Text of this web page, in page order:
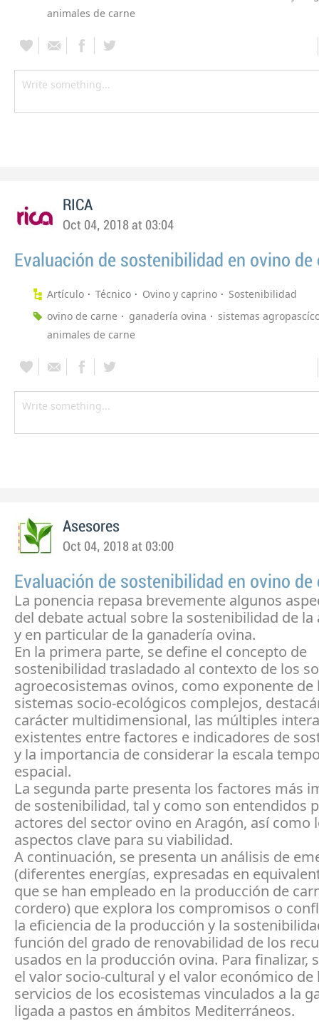
animales de carne
RICA
Oct 04, 2018 at 03:04
Evaluación de sostenibilidad en ovino de
Artículo Técnico Ovino y caprino
Sostenibilidad
ovino de carne
ganadería ovina
sistemas
animales de carne
Asesores
Oct 04, 2018 at 03:00
Evaluación de sostenibilidad en ovino de
La ponencia repasa brevemente algunos
del debate actual sobre la sostenibilidad de
y en particular de la ganadería ovina.
En la primera parte, se define el concepto de
sostenibilidad trasladado al contexto de los
agroecosistemas ovinos, como exponente de
sistemas socio-ecológicos complejos,
carácter multidimensional, las múltiples
existentes entre factores e indicadores de
y la importancia de considerar la escala
espacial.
La segunda parte presenta los factores más
de sostenibilidad, tal y como son entendidos
actores del sector ovino en Aragón, así como
aspectos clave para su viabilidad.
A continuación, se presenta un análisis de
(diferentes energías, expresadas en
que se han empleado en la producción de
cordero) que explora los compromisos o
la eficiencia de la producción y la
función del grado de renovabilidad de los
usados en la producción ovina. Para finalizar,
el valor socio-cultural y el valor económico de
servicios de los ecosistemas vinculados a la
ligada a pastos en ámbitos Mediterráneos.